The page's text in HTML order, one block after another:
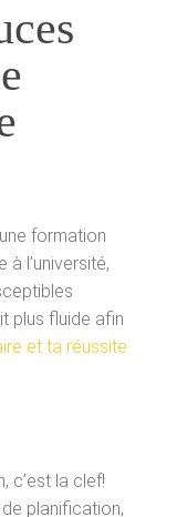
formation
l’université,
plus fluide afin
et ta réussite
c’est la clef!
planification,